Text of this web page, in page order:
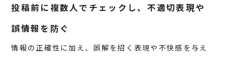
投稿前に複数人でチェックし、不適切表現や
誤情報を防ぐ
情報の正確性に加え、誤解を招く表現や不快感を与え